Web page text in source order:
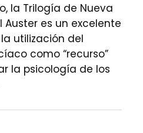
la Trilogía de Nueva
Auster es un excelente
utilización del
como “recurso”
la psicología de los